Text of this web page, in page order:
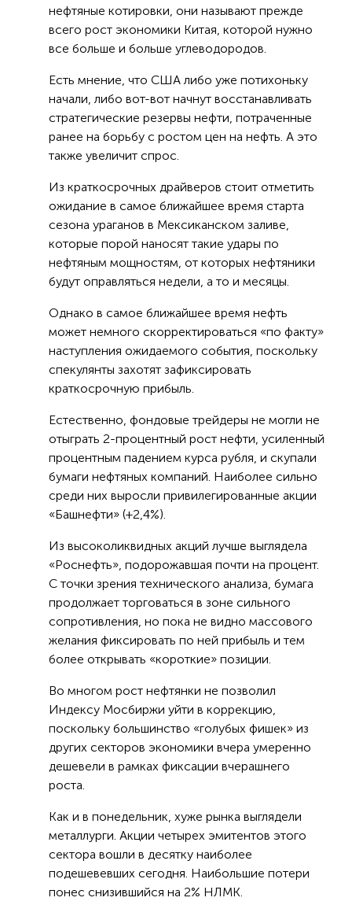
нефтяные котировки, они называют прежде
всего рост экономики Китая, которой нужно
все больше и больше углеводородов.
Есть мнение, что США либо уже потихоньку
начали, либо вот-вот начнут восстанавливать
стратегические резервы нефти, потраченные
ранее на борьбу с ростом цен на нефть. А это
также увеличит спрос.
Из краткосрочных драйверов стоит отметить
ожидание в самое ближайшее время старта
сезона ураганов в Мексиканском заливе,
которые порой наносят такие удары по
нефтяным мощностям, от которых нефтяники
будут оправляться недели, а то и месяцы.
Однако в самое ближайшее время нефть
может немного скорректироваться «по факту»
наступления ожидаемого события, поскольку
спекулянты захотят зафиксировать
краткосрочную прибыль.
Естественно, фондовые трейдеры не могли не
отыграть 2-процентный рост нефти, усиленный
процентным падением курса рубля, и скупали
бумаги нефтяных компаний. Наиболее сильно
среди них выросли привилегированные акции
«Башнефти» (+2,4%).
Из высоколиквидных акций лучше выглядела
«Роснефть», подорожавшая почти на процент.
С точки зрения технического анализа, бумага
продолжает торговаться в зоне сильного
сопротивления, но пока не видно массового
желания фиксировать по ней прибыль и тем
более открывать «короткие» позиции.
Во многом рост нефтянки не позволил
Индексу Мосбиржи уйти в коррекцию,
поскольку большинство «голубых фишек» из
других секторов экономики вчера умеренно
дешевели в рамках фиксации вчерашнего
роста.
Как и в понедельник, хуже рынка выглядели
металлурги. Акции четырех эмитентов этого
сектора вошли в десятку наиболее
подешевевших сегодня. Наибольшие потери
понес снизившийся на 2% НЛМК.